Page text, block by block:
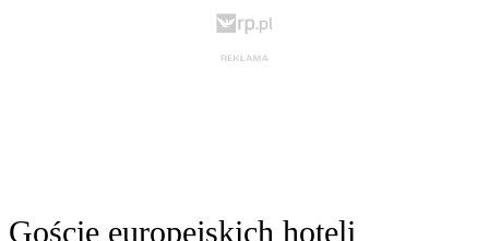
Goście europejskich hoteli